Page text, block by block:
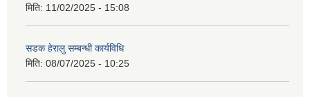
मिति: 11/02/2025 - 15:08
सडक हेरालु सम्बन्धी कार्यविधि
मिति: 08/07/2025 - 10:25